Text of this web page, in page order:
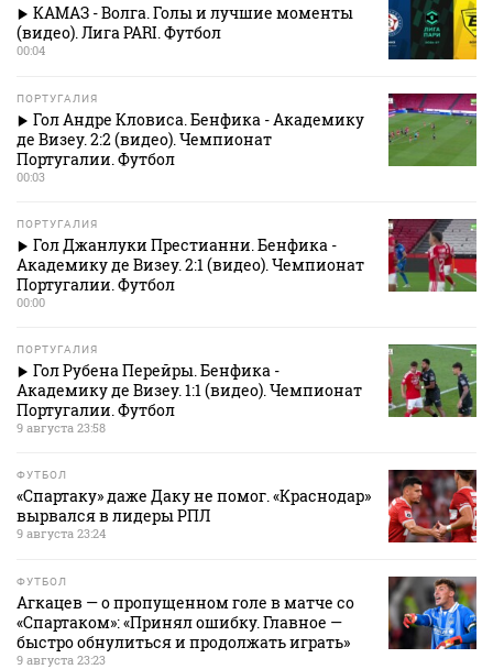
КАМАЗ - Волга. Голы и лучшие моменты
(видео). Лига PARI. Футбол
00:04
ПОРТУГАЛИЯ
Гол Андре Кловиса. Бенфика - Академику
де Визеу. 2:2 (видео). Чемпионат
Португалии. Футбол
00:03
ПОРТУГАЛИЯ
Гол Джанлуки Престианни. Бенфика -
Академику де Визеу. 2:1 (видео). Чемпионат
Португалии. Футбол
00:00
ПОРТУГАЛИЯ
Гол Рубена Перейры. Бенфика -
Академику де Визеу. 1:1 (видео). Чемпионат
Португалии. Футбол
9 августа 23:58
ФУТБОЛ
«Спартаку» даже Даку не помог. «Краснодар»
вырвался в лидеры РПЛ
9 августа 23:24
ФУТБОЛ
Агкацев — о пропущенном голе в матче со
«Спартаком»: «Принял ошибку. Главное —
быстро обнулиться и продолжать играть»
9 августа 23:23